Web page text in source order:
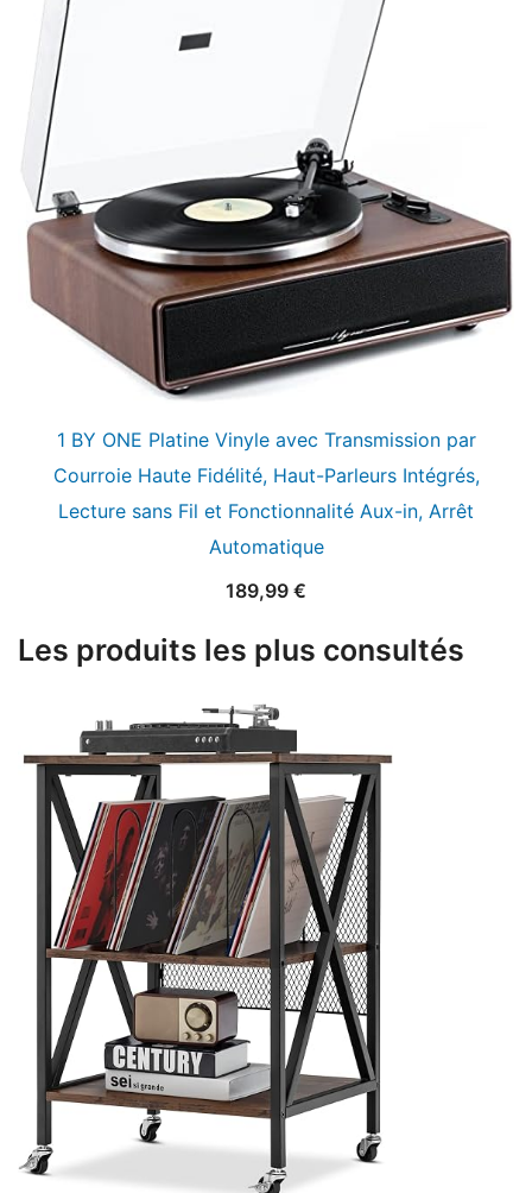
1 BY ONE Platine Vinyle avec Transmission par
Courroie Haute Fidélité, Haut-Parleurs Intégrés,
Lecture sans Fil et Fonctionnalité Aux-in, Arrêt
Automatique
189,99 €
Les produits les plus consultés